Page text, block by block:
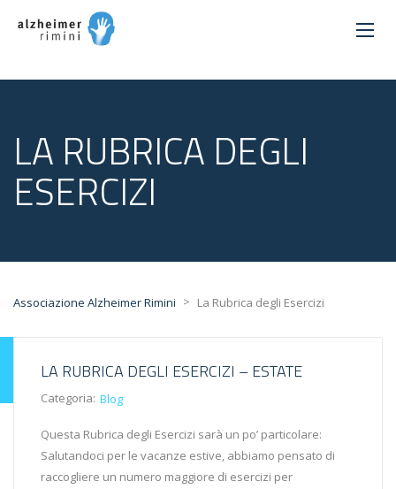
LA RUBRICA DEGLI
ESERCIZI
Associazione Alzheimer Rimini > La Rubrica degli Esercizi
LA RUBRICA DEGLI ESERCIZI – ESTATE
Categoria: Blog
Questa Rubrica degli Esercizi sarà un po’ particolare:
Salutandoci per le vacanze estive, abbiamo pensato di
raccogliere un numero maggiore di esercizi per